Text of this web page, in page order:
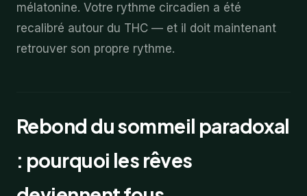
mélatonine. Votre rythme circadien a été
recalibré autour du THC — et il doit maintenant
retrouver son propre rythme.
Rebond du sommeil paradoxal
: pourquoi les rêves